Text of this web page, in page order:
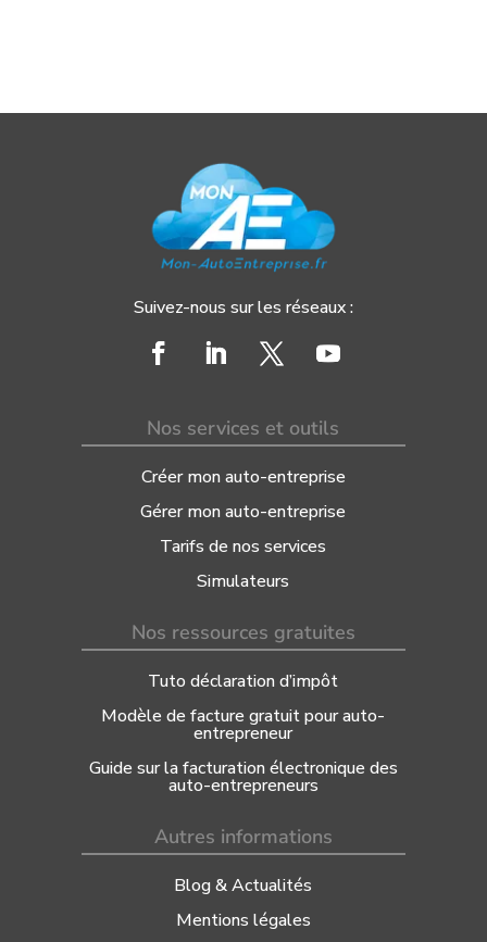
Suivez-nous sur les réseaux :
Nos services et outils
Créer mon auto-entreprise
Gérer mon auto-entreprise
Tarifs de nos services
Simulateurs
Nos ressources gratuites
Tuto déclaration d’impôt
Modèle de facture gratuit pour auto-
entrepreneur
Guide sur la facturation électronique des
auto-entrepreneurs
Autres informations
Blog & Actualités
Mentions légales